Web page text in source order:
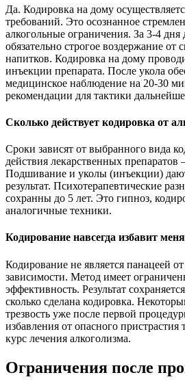
Да. Кодировка на дому
требований. Это осознанное
алкогольные ограничения. За 3-4
обязательно строгое воздержание от
напитков. Кодировка на дому
инъекции препарата. После укола
медицинское наблюдение на 20-30
рекомендации для тактики
Сколько действует кодировка от
Сроки зависят от выбранного вида
действия лекарственных препаратов
Подшивание и уколы (инъекции)
результат. Психотерапевтические
сохранны до 5 лет. Это гипноз,
аналогичные техники.
Кодирование навсегда избавит
Кодирование не является панацеей
зависимости. Метод имеет
эффективность. Результат
сколько сделана кодировка.
трезвость уже после первой
избавления от опасного
курс лечения алкоголизма.
Ограничения после